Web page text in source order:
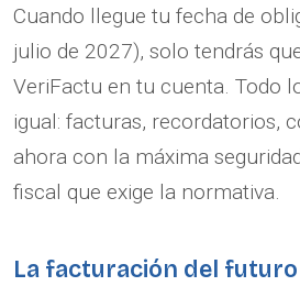
Cuando llegue tu fecha de
julio de 2027), solo tendrás
VeriFactu en tu cuenta. Todo
igual: facturas, recordatorios,
ahora con la máxima
fiscal que exige la normativa.
La facturación del